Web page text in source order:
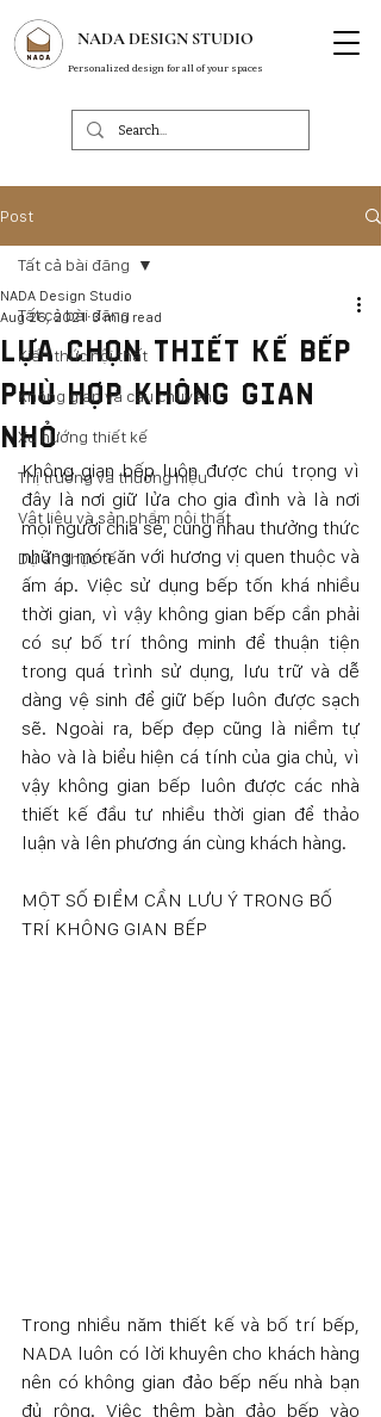
NADA DESIGN STUDIO
Personalized design for all of your spaces
Post
Tất cả bài đăng
Kiến thức nội thất
Không gian và câu chuyện
Xu hướng thiết kế
Thị trường và thương hiệu
Vật liệu và sản phẩm nội thất
Dự án thực tế
Tất cả bài đăng
LỰA CHỌN THIẾT KẾ BẾP
PHÙ HỢP KHÔNG GIAN
NHỎ
NADA Design Studio
Aug 26, 2021 3 min read
Không gian bếp luôn được chú trọng vì
đây là nơi giữ lửa cho gia đình và là nơi
mọi người chia sẻ, cùng nhau thưởng thức
những món ăn với hương vị quen thuộc và
ấm áp. Việc sử dụng bếp tốn khá nhiều
thời gian, vì vậy không gian bếp cần phải
có sự bố trí thông minh để thuận tiện
trong quá trình sử dụng, lưu trữ và dễ
dàng vệ sinh để giữ bếp luôn được sạch
sẽ. Ngoài ra, bếp đẹp cũng là niềm tự
hào và là biểu hiện cá tính của gia chủ, vì
vậy không gian bếp luôn được các nhà
thiết kế đầu tư nhiều thời gian để thảo
luận và lên phương án cùng khách hàng.
MỘT SỐ ĐIỂM CẦN LƯU Ý TRONG BỐ
TRÍ KHÔNG GIAN BẾP
Trong nhiều năm thiết kế và bố trí bếp,
NADA luôn có lời khuyên cho khách hàng
nên có không gian đảo bếp nếu nhà bạn
đủ rộng. Việc thêm bàn đảo bếp vào